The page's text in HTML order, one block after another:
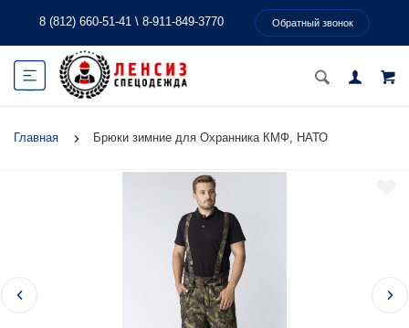
8 (812) 660-51-41 \ 8-911-849-3770 Обратный звонок
Главная Брюки зимние для Охранника КМФ, НАТО